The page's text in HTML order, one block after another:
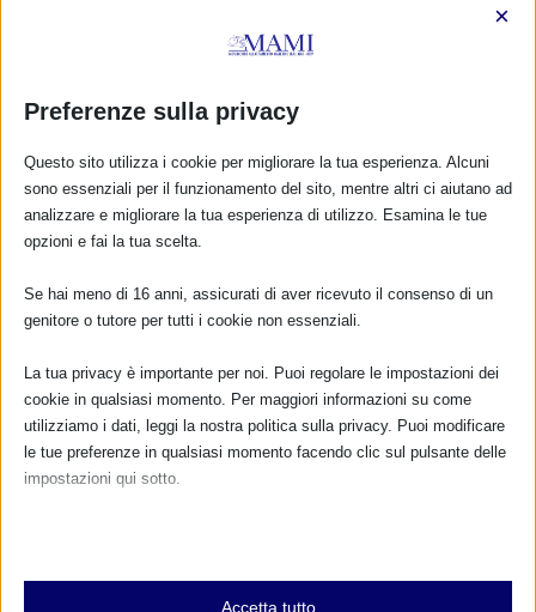
SAM 2025 A CROTONE, KR
4 Ottobre 2025
Preferenze sulla privacy
×
Questo sito utilizza i cookie per migliorare la tua esperienza. Alcuni
sono essenziali per il funzionamento del sito, mentre altri ci aiutano ad
analizzare e migliorare la tua esperienza di utilizzo. Esamina le tue
opzioni e fai la tua scelta.
Se hai meno di 16 anni, assicurati di aver ricevuto il consenso di un
genitore o tutore per tutti i cookie non essenziali.
La tua privacy è importante per noi. Puoi regolare le impostazioni dei
cookie in qualsiasi momento. Per maggiori informazioni su come
utilizziamo i dati, leggi la nostra politica sulla privacy. Puoi modificare
le tue preferenze in qualsiasi momento facendo clic sul pulsante delle
impostazioni qui sotto.
Essenziali
Accetta tutto